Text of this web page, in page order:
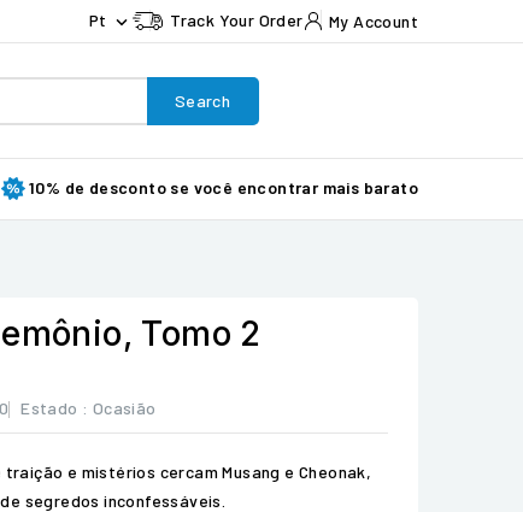
Pt  Track Your Order My Account
Search
10% de desconto se você encontrar mais barato
Tomo 2
Estado : Ocasião
traição e mistérios cercam Musang e Cheonak,
segredos inconfessáveis.